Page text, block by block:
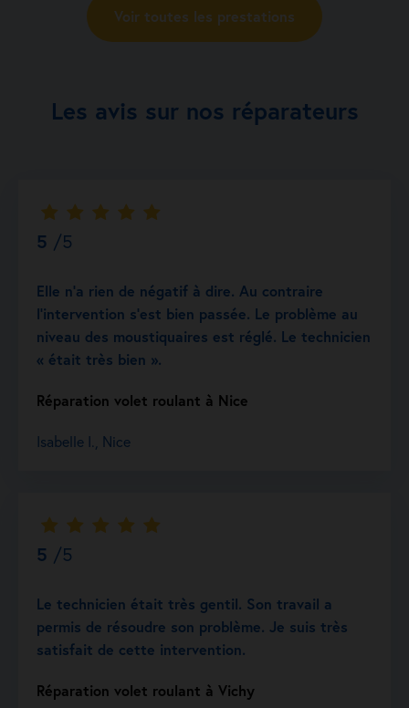
Voir toutes les prestations
Les avis sur nos réparateurs
5 /5
Elle n’a rien de négatif à dire. Au contraire
l’intervention s’est bien passée. Le problème au
niveau des moustiquaires est réglé. Le technicien
« était très bien ».
Réparation volet roulant à Nice
Isabelle I., Nice
5 /5
Le technicien était très gentil. Son travail a
permis de résoudre son problème. Je suis très
satisfait de cette intervention.
Réparation volet roulant à Vichy